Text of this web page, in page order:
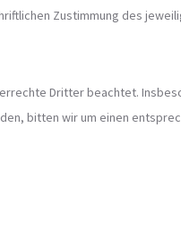
Zustimmung des
Dritter beachtet.
bitten wir um einen